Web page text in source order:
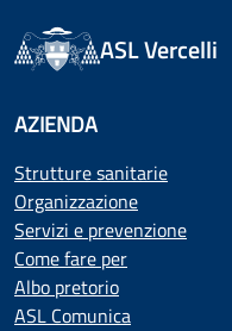
ASL Vercelli
AZIENDA
Strutture sanitarie
Organizzazione
Servizi e prevenzione
Come fare per
Albo pretorio
ASL Comunica